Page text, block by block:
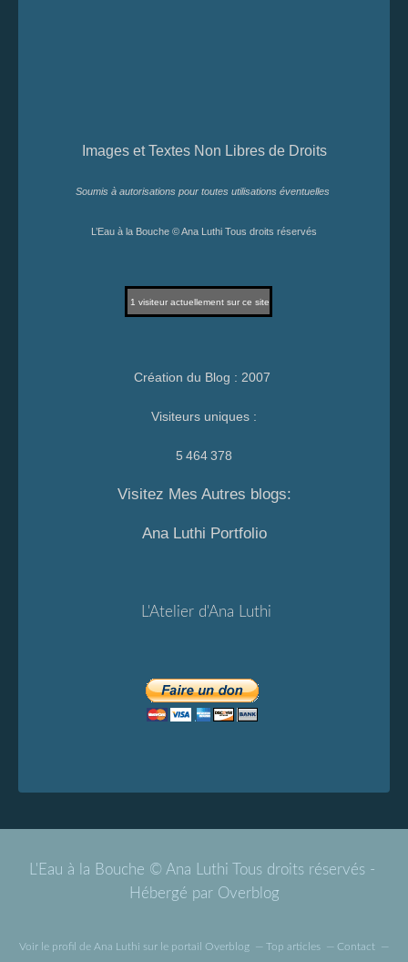
Images et Textes Non Libres de Droits
Soumis à autorisations pour toutes utilisations éventuelles
L’Eau à la Bouche © Ana Luthi Tous droits réservés
1 visiteur actuellement sur ce site
Création du Blog : 2007
Visiteurs uniques :
5 464 378
Visitez Mes Autres blogs:
Ana Luthi Portfolio
L'Atelier d'Ana Luthi
L'Eau à la Bouche © Ana Luthi Tous droits réservés -
Hébergé par Overblog
Voir le profil de Ana Luthi sur le portail Overblog Top articles Contact